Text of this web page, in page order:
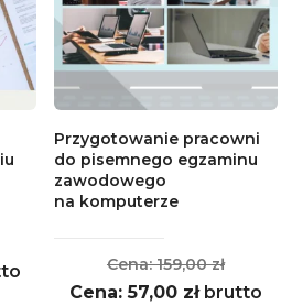
wybrać
na
stronie
Przygotowanie pracowni
do pisemnego egzaminu
zawodowego
na komputerze
159,00zł
cena
57,00 złAktualna
brutto